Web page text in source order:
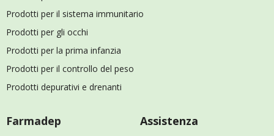
Prodotti per il sistema immunitario
Prodotti per gli occhi
Prodotti per la prima infanzia
Prodotti per il controllo del peso
Prodotti depurativi e drenanti
Farmadep Assistenza